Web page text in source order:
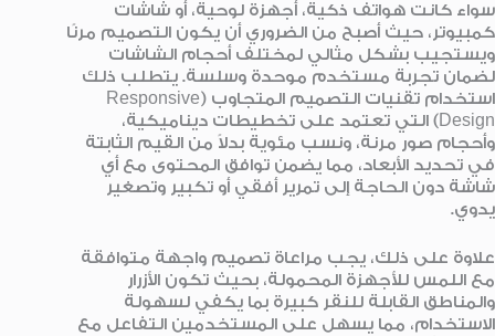
سواء كانت هواتف ذكية، أجهزة لوحية، أو شاشات
كمبيوتر، حيث أصبح من الضروري أن يكون التصميم مرنًا
ويستجيب بشكل مثالي لمختلف أحجام الشاشات
لضمان تجربة مستخدم موحدة وسلسة. يتطلب ذلك
استخدام تقنيات التصميم المتجاوب (Responsive
Design) التي تعتمد على تخطيطات ديناميكية،
وأحجام صور مرنة، ونسب مئوية بدلاً من القيم الثابتة
في تحديد الأبعاد، مما يضمن توافق المحتوى مع أي
شاشة دون الحاجة إلى تمرير أفقي أو تكبير وتصغير
يدوي.
علاوة على ذلك، يجب مراعاة تصميم واجهة متوافقة
مع اللمس للأجهزة المحمولة، بحيث تكون الأزرار
والمناطق القابلة للنقر كبيرة بما يكفي لسهولة
الاستخدام، مما يسهل على المستخدمين التفاعل مع